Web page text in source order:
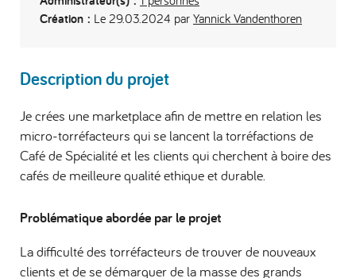
Création : Le 29.03.2024 par Yannick Vandenthoren
Description du projet
Je crées une marketplace afin de mettre en relation les
micro-torréfacteurs qui se lancent la torréfactions de
Café de Spécialité et les clients qui cherchent à boire des
cafés de meilleure qualité ethique et durable.
Problématique abordée par le projet
La difficulté des torréfacteurs de trouver de nouveaux
clients et de se démarquer de la masse des grands